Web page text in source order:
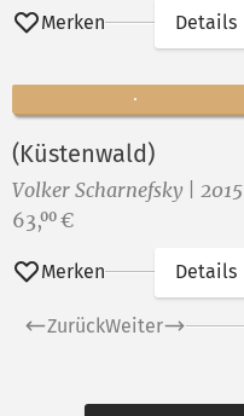
Merken Details
(Küstenwald)
Volker Scharnefsky | 2015
Preis:
63,00 €
Merken Details
ZurückWeiter